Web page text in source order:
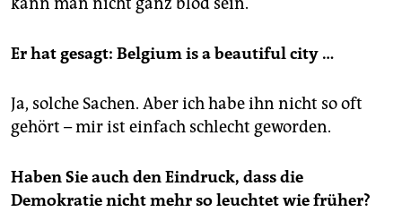
Er hat gesagt: Belgium is a beautiful city …
Ja, solche Sachen. Aber ich habe ihn nicht so oft
gehört – mir ist einfach schlecht geworden.
Haben Sie auch den Eindruck, dass die
Demokratie nicht mehr so leuchtet wie früher?